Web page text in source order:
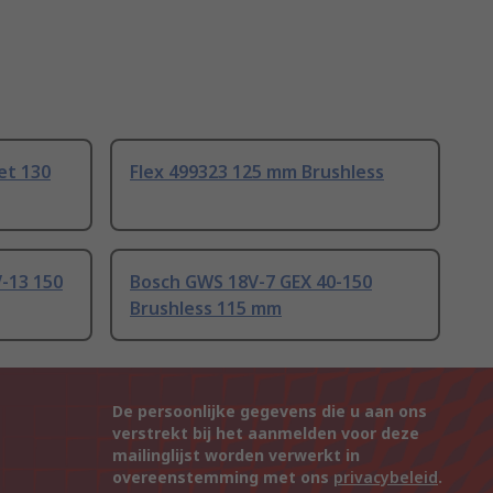
130
Flex 499323 125 mm Brushless
13 150
Bosch GWS 18V-7 GEX 40-150
Brushless 115 mm
De persoonlijke gegevens die u aan ons
verstrekt bij het aanmelden voor deze
mailinglijst worden verwerkt in
overeenstemming met ons privacybeleid.